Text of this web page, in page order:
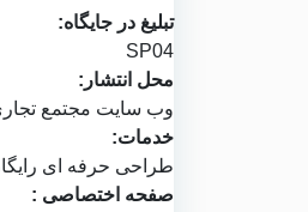
تبلیغ در جایگاه:
SP04
محل انتشار:
وب سایت مجتمع
خدمات:
طراحی حرفه ای
صفحه اختصاصی :